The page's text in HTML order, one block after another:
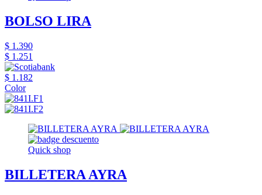
BOLSO LIRA
$ 1.390
$ 1.251
$ 1.182
Color
Quick shop
BILLETERA AYRA